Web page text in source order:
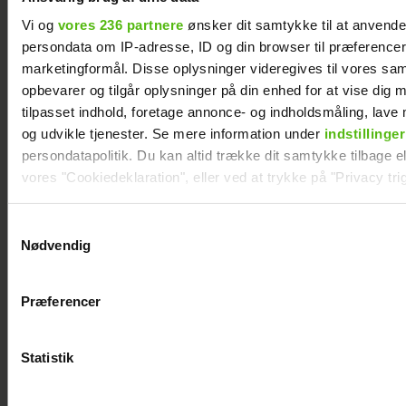
Vi og vores 236 partnere ønsker dit samtykke til at
persondata om IP-adresse, ID og din browser til
marketingformål. Disse oplysninger videregives til vores
opbevarer og tilgår oplysninger på din enhed for at vise dig
tilpasset indhold, foretage annonce- og indholdsmåling, lave
og udvikle tjenester. Se mere information under indstillinger
persondatapolitik. Du kan altid trække dit samtykke tilbage
vores "Cookiedeklaration", eller ved at trykke på "Privacy
Vi anvender egne cookies og cookies fra tredjeparter til at
generere statistik og huske dine præferencer samt til brug
Nødvendig
Præferencer
Statistik
være morfar
Szhirley fortæller om skelsættende